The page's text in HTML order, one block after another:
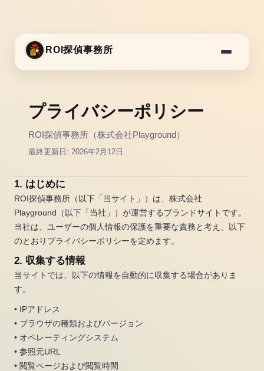
ROI探偵事務所
プライバシーポリシー
ROI探偵事務所（株式会社Playground）
最終更新日: 2026年2月12日
1. はじめに
ROI探偵事務所（以下「当サイト」）は、株式会社
Playground（以下「当社」）が運営するブランドサイトです。
当社は、ユーザーの個人情報の保護を重要な責務と考え、以下
のとおりプライバシーポリシーを定めます。
2. 収集する情報
当サイトでは、以下の情報を自動的に収集する場合がありま
す。
• IPアドレス
• ブラウザの種類およびバージョン
• オペレーティングシステム
• 参照元URL
• 閲覧ページおよび閲覧時間